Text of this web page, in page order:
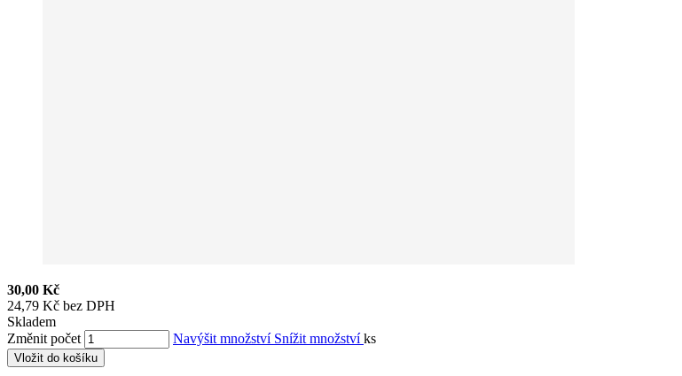
30,00 Kč
24,79 Kč bez DPH
Skladem
Změnit počet
Navýšit množství Snížit množstvíks
Vložit do košíku